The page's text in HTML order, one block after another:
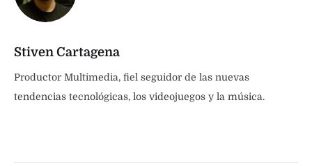
Stiven Cartagena
Productor Multimedia, fiel seguidor de las nuevas
tendencias tecnológicas, los videojuegos y la música.